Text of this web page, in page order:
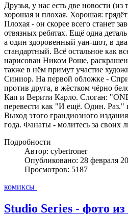
Друзья, у нас есть две новости (из
хорошая и плохая. Хорошая:
Плохая - он скорее всего станет
отвязных ребятах. Ещё одна
а один здоровенный уан-шот, в
стандартный. Всё остальное как
нарисован Ником Роше,
также в нём примут участие
Синиор. На первой обложке -
против друга, в жёстком чёрно
Кап и Верити Карло. Слоган:
перевести как "И ещё. Один.
Выход этого грандиозного
года. Фанаты - молитесь за своих
Подробности
Автор: cybertroner
Опубликовано: 28 февраля
Просмотров: 5187
комиксы
Studio Series - фото